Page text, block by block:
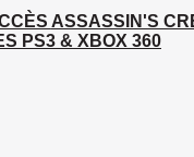
ASSASSIN'S
PS3 & XBOX 360